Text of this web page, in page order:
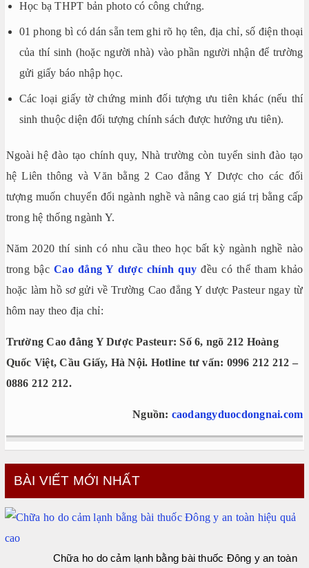
Học bạ THPT bản photo có công chứng.
01 phong bì có dán sẵn tem ghi rõ họ tên, địa chỉ, số điện thoại
của thí sinh (hoặc người nhà) vào phần người nhận để trường
gửi giấy báo nhập học.
Các loại giấy tờ chứng minh đối tượng ưu tiên khác (nếu thí
sinh thuộc diện đối tượng chính sách được hưởng ưu tiên).
Ngoài hệ đào tạo chính quy, Nhà trường còn tuyển sinh đào tạo
hệ Liên thông và Văn bằng 2 Cao đẳng Y Dược cho các đối
tượng muốn chuyển đổi ngành nghề và nâng cao giá trị bằng cấp
trong hệ thống ngành Y.
Năm 2020 thí sinh có nhu cầu theo học bất kỳ ngành nghề nào
trong bậcCao đẳng Y dược chính quy đều có thể tham khảo
hoặc làm hồ sơ gửi về Trường Cao đẳng Y dược Pasteur ngay từ
hôm nay theo địa chỉ:
Trường Cao đẳng Y Dược Pasteur: Số 6, ngõ 212 Hoàng
Quốc Việt, Cầu Giấy, Hà Nội. Hotline tư vấn: 0996 212 212 –
0886 212 212.
Nguồn: caodangyduocdongnai.com
BÀI VIẾT MỚI NHẤT
Chữa ho do cảm lạnh bằng bài thuốc Đông y an toàn